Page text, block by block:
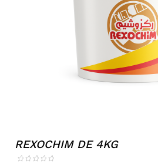
REXOCHIM DE 4KG